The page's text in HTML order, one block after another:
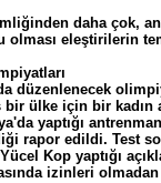
daha çok,
olması eleştirilerin
düzenlenecek
bir ülke için bir
yaptığı
rapor edildi. Test
Kop yaptığı
izinleri